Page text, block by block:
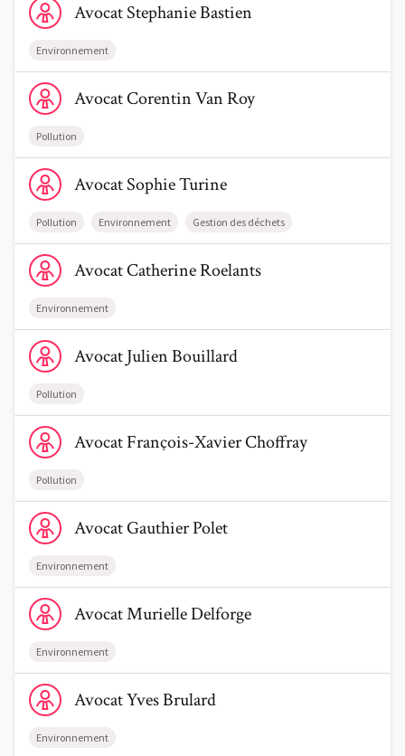
Blog
Comment nous vous aidons
Une start-up 100% indépendante
AvocatStephanieBastien
Environnement
Voir le profil de AvocatCorentin Van Roy
AvocatCorentinVan Roy
Pollution
Voir le profil de AvocatSophie Turine
AvocatSophieTurine
Pollution Environnement Gestion des déchets
Voir le profil de AvocatCatherine Roelants
AvocatCatherineRoelants
Environnement
Voir le profil de AvocatJulien Bouillard
AvocatJulienBouillard
Pollution
Voir le profil de AvocatFrançois-Xavier Choffray
AvocatFrançois-XavierChoffray
Pollution
Voir le profil de AvocatGauthier Polet
AvocatGauthierPolet
Environnement
Voir le profil de AvocatMurielle Delforge
AvocatMurielleDelforge
Environnement
Voir le profil de AvocatYves Brulard
AvocatYvesBrulard
Environnement